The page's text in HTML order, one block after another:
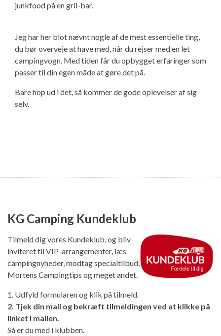
junkfood på en gril-bar.
Jeg har her blot nævnt nogle af de mest essentielle ting,
du bør overveje at have med, når du rejser med en let
campingvogn. Med tiden får du opbygget erfaringer som
passer til din egen måde at gøre det på.
Bare hop ud i det, så kommer de gode oplevelser af sig
selv.
KG Camping Kundeklub
Tilmeld dig vores Kundeklub, og bliv
inviteret til VIP-arrangementer, læs
campingnyheder, modtag specialtilbud,
Mortens Campingtips og meget andet.
1. Udfyld formularen og klik på tilmeld.
2. Tjek din mail og bekræft tilmeldingen ved at klikke på
linket i mailen.
Så er du med i klubben.